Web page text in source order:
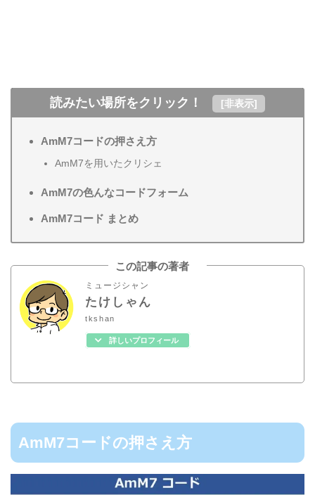
読みたい場所をクリック！ [非表示]
AmM7コードの押さえ方
AmM7を用いたクリシェ
AmM7の色んなコードフォーム
AmM7コード まとめ
この記事の著者
ミュージシャン
たけしゃん
tkshan
詳しいプロフィール
AmM7コードの押さえ方